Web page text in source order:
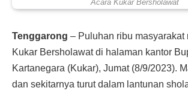
Acara Kukar Bersholawat
Tenggarong – Puluhan ribu masyarakat
Kukar Bersholawat di halaman kantor
Kartanegara (Kukar), Jumat (8/9/2023).
dan sekitarnya turut dalam lantunan